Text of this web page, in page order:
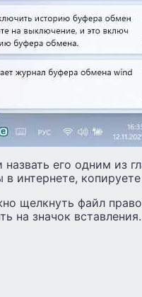
его одним из
интернете,
щелкнуть файл
на значок вставления.